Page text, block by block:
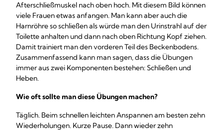
Afterschließmuskel nach oben hoch. Mit diesem Bild können
viele Frauen etwas anfangen. Man kann aber auch die
Harnröhre so schließen als würde man den Urinstrahl auf der
Toilette anhalten und dann nach oben Richtung Kopf ziehen.
Damit trainiert man den vorderen Teil des Beckenbodens.
Zusammenfassend kann man sagen, dass die Übungen
immer aus zwei Komponenten bestehen: Schließen und
Heben.
Wie oft sollte man diese Übungen machen?
Täglich. Beim schnellen leichten Anspannen am besten zehn
Wiederholungen. Kurze Pause. Dann wieder zehn